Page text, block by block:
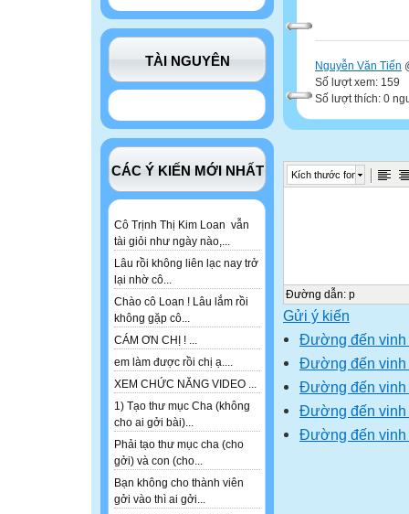
TÀI NGUYÊN
CÁC Ý KIẾN MỚI NHẤT
Cô Trịnh Thị Kim Loan vẫn
tài giỏi như ngày nào,...
Lâu rồi không liên lạc nay trở
lại nhờ cô...
Chào cô Loan ! Lâu lắm rồi
không gặp cô...
CÁM ƠN CHỊ ! ...
em làm được rồi chị ạ....
XEM CHỨC NĂNG VIDEO ...
1) Tạo thư mục Cha (không
cho ai gởi bài)...
Phải tạo thư mục cha (cho
gởi) và con (cho...
Bạn không cho thành viên
gởi vào thì ai gởi...
Nguyễn Văn Tiến
Số lượt xem: 159
Số lượt thích: 0
Kích thước font
Đường dẫn: p
Gửi ý kiến
Đường đến vinh
Đường đến vinh
Đường đến vinh
Đường đến vinh
Đường đến vinh